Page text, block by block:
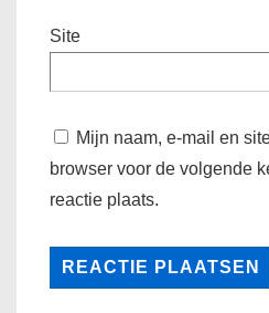
Site
Mijn naam, e-mail en
browser voor de volgende
reactie plaats.